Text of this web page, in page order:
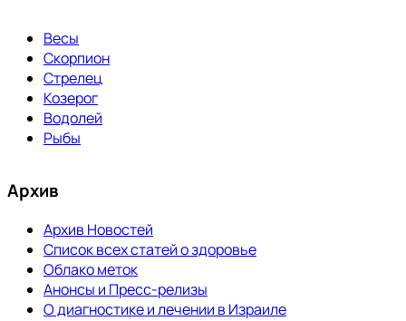
Весы
Скорпион
Стрелец
Козерог
Водолей
Рыбы
Архив
Архив Новостей
Список всех статей о здоровье
Облако меток
Анонсы и Пресс-релизы
О диагностике и лечении в Израиле